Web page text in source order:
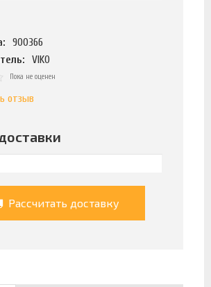
900366
VIKO
Пока не оценен
отзыв
Рассчитать доставку